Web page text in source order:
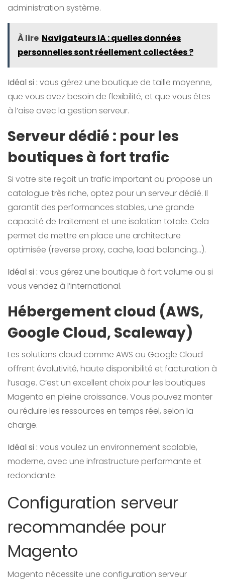
administration système.
À lire Navigateurs IA : quelles données
personnelles sont réellement collectées ?
Idéal si : vous gérez une boutique de taille moyenne,
que vous avez besoin de flexibilité, et que vous êtes
à l’aise avec la gestion serveur.
Serveur dédié : pour les
boutiques à fort trafic
Si votre site reçoit un trafic important ou propose un
catalogue très riche, optez pour un serveur dédié. Il
garantit des performances stables, une grande
capacité de traitement et une isolation totale. Cela
permet de mettre en place une architecture
optimisée (reverse proxy, cache, load balancing…).
Idéal si : vous gérez une boutique à fort volume ou si
vous vendez à l’international.
Hébergement cloud (AWS,
Google Cloud, Scaleway)
Les solutions cloud comme AWS ou Google Cloud
offrent évolutivité, haute disponibilité et facturation à
l’usage. C’est un excellent choix pour les boutiques
Magento en pleine croissance. Vous pouvez monter
ou réduire les ressources en temps réel, selon la
charge.
Idéal si : vous voulez un environnement scalable,
moderne, avec une infrastructure performante et
redondante.
Configuration serveur
recommandée pour
Magento
Magento nécessite une configuration serveur